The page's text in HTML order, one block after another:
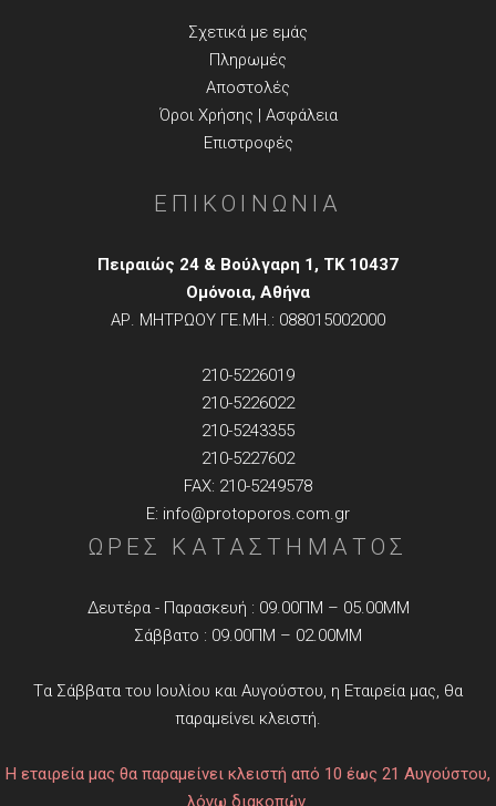
Σχετικά με εμάς
Πληρωμές
Αποστολές
Όροι Χρήσης | Ασφάλεια
Επιστροφές
ΕΠΙΚΟΙΝΩΝΙΑ
Πειραιώς 24 & Βούλγαρη 1, TK 10437
Ομόνοια, Αθήνα
ΑΡ. ΜΗΤΡΩΟΥ ΓΕ.ΜΗ.: 088015002000
210-5226019
210-5226022
210-5243355
210-5227602
FAX: 210-5249578
E: info@protoporos.com.gr
ΩΡΕΣ ΚΑΤΑΣΤΗΜΑΤΟΣ
Δευτέρα - Παρασκευή : 09.00ΠΜ – 05.00ΜΜ
Σάββατο : 09.00ΠΜ – 02.00ΜΜ
Tα Σάββατα του Ιουλίου και Αυγούστου, η Εταιρεία μας, θα
παραμείνει κλειστή.
Η εταιρεία μας θα παραμείνει κλειστή από 10 έως 21 Αυγούστου,
λόγω διακοπών.